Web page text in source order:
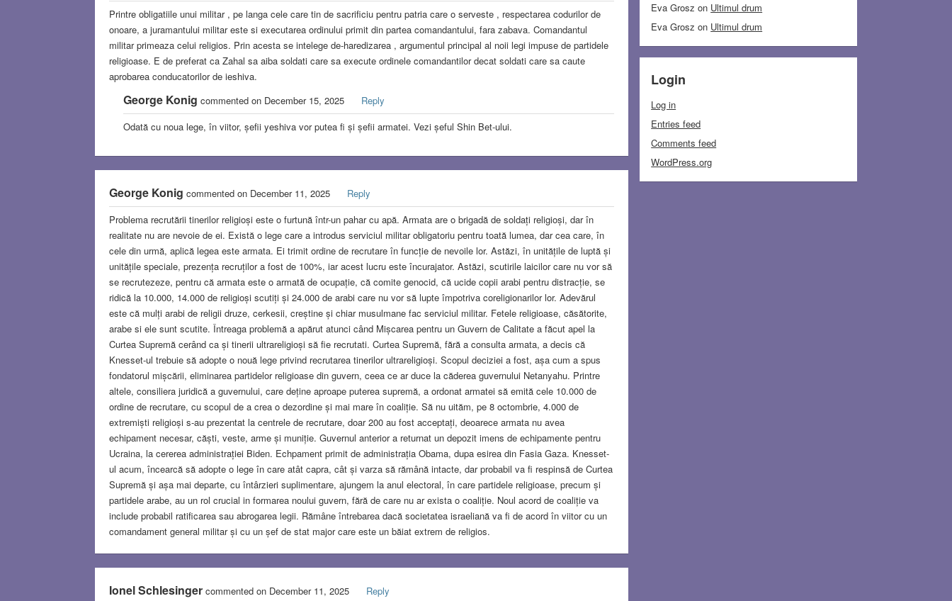
Printre obligatiile unui militar , pe langa cele care tin de sacrificiu pentru patria care o serveste , respectarea codurilor de
onoare, a juramantului militar este si executarea ordinului primit din partea comandantului, fara zabava. Comandantul
militar primeaza celui religios. Prin acesta se intelege de-haredizarea , argumentul principal al noii legi impuse de partidele
religioase. E de preferat ca Zahal sa aiba soldati care sa execute ordinele comandantilor decat soldati care sa caute
aprobarea conducatorilor de ieshiva.
George Konig commented on December 15, 2025
Reply
Odată cu noua lege, în viitor, șefii yeshiva vor putea fi și șefii armatei. Vezi șeful Shin Bet-ului.
George Konig commented on December 11, 2025
Reply
Problema recrutării tinerilor religioși este o furtună într-un pahar cu apă. Armata are o brigadă de soldați religioși, dar în
realitate nu are nevoie de ei. Există o lege care a introdus serviciul militar obligatoriu pentru toată lumea, dar cea care, în
cele din urmă, aplică legea este armata. Ei trimit ordine de recrutare în funcție de nevoile lor. Astăzi, în unitățile de luptă și
unitățile speciale, prezența recruților a fost de 100%, iar acest lucru este încurajator. Astăzi, scutirile laicilor care nu vor să
se recrutezeze, pentru că armata este o armată de ocupație, că comite genocid, că ucide copii arabi pentru distracție, se
ridică la 10.000, 14.000 de religioși scutiți și 24.000 de arabi care nu vor să lupte împotriva coreligionarilor lor. Adevărul
este că mulți arabi de religii druze, cerkesii, creștine și chiar musulmane fac serviciul militar. Fetele religioase, căsătorite,
arabe si ele sunt scutite. Întreaga problemă a apărut atunci când Mișcarea pentru un Guvern de Calitate a făcut apel la
Curtea Supremă cerând ca și tinerii ultrareligioși să fie recrutati. Curtea Supremă, fără a consulta armata, a decis că
Knesset-ul trebuie să adopte o nouă lege privind recrutarea tinerilor ultrareligioși. Scopul deciziei a fost, așa cum a spus
fondatorul mișcării, eliminarea partidelor religioase din guvern, ceea ce ar duce la căderea guvernului Netanyahu. Printre
altele, consiliera juridică a guvernului, care deține aproape puterea supremă, a ordonat armatei să emită cele 10.000 de
ordine de recrutare, cu scopul de a crea o dezordine și mai mare în coaliție. Să nu uităm, pe 8 octombrie, 4.000 de
extremiști religioși s-au prezentat la centrele de recrutare, doar 200 au fost acceptați, deoarece armata nu avea
echipament necesar, căști, veste, arme și muniție. Guvernul anterior a returnat un depozit imens de echipamente pentru
Ucraina, la cererea administrației Biden. Echpament primit de administrația Obama, dupa esirea din Fasia Gaza. Knesset-
ul acum, încearcă să adopte o lege în care atât capra, cât și varza să rămână intacte, dar probabil va fi respinsă de Curtea
Supremă și așa mai departe, cu întârzieri suplimentare, ajungem la anul electoral, în care partidele religioase, precum și
partidele arabe, au un rol crucial in formarea noului guvern, fără de care nu ar exista o coaliție. Noul acord de coaliție va
include probabil ratificarea sau abrogarea legii. Rămâne întrebarea dacă societatea israeliană va fi de acord în viitor cu un
comandament general militar și cu un șef de stat major care este un băiat extrem de religios.
Ionel Schlesinger commented on December 11, 2025 Reply
Eva Grosz on Ultimul drum
Eva Grosz on Ultimul drum
Login
Log in
Entries feed
Comments feed
WordPress.org